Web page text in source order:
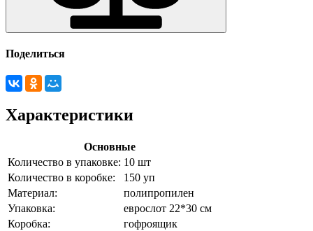
Поделиться
Характеристики
Основные
Количество в упаковке: 10 шт
Количество в коробке:
150 уп
Материал:
полипропилен
Упаковка:
еврослот 22*30 см
Коробка:
гофроящик